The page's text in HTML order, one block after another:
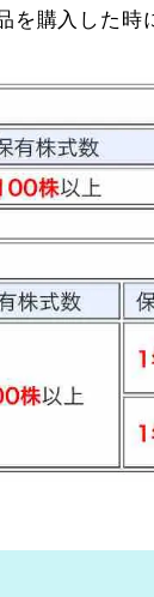
を購入した